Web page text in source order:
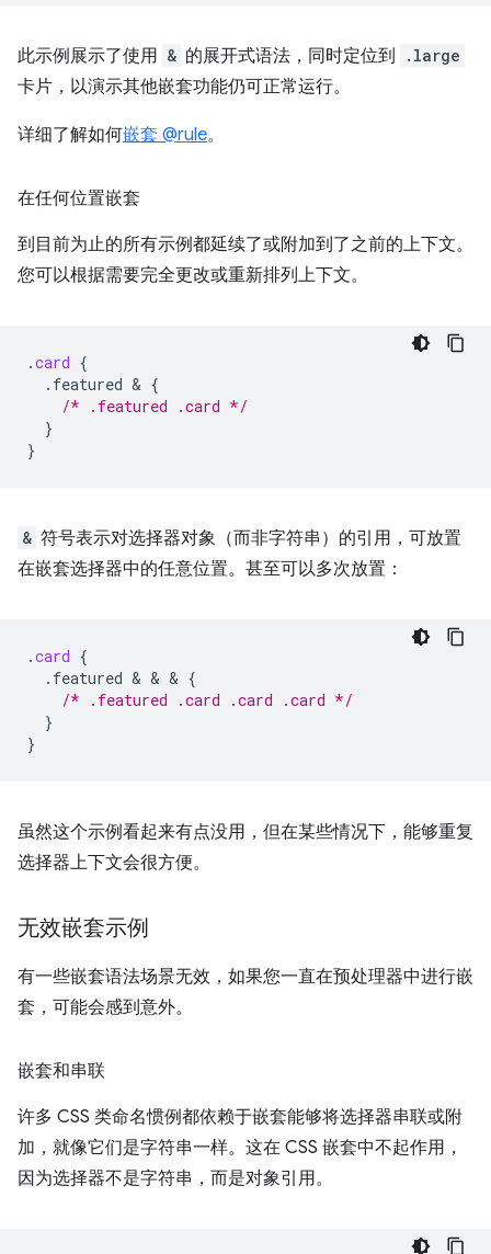
此示例展示了使用 & 的展开式语法，同时定位到 .large
卡片，以演示其他嵌套功能仍可正常运行。
详细了解如何嵌套 @rule。
在任何位置嵌套
到目前为止的所有示例都延续了或附加到了之前的上下文。
您可以根据需要完全更改或重新排列上下文。
.card {
.featured & {
/* .featured .card */
}
}
& 符号表示对选择器对象（而非字符串）的引用，可放置
在嵌套选择器中的任意位置。甚至可以多次放置：
.card {
.featured & & & {
/* .featured .card .card .card */
}
}
虽然这个示例看起来有点没用，但在某些情况下，能够重复
选择器上下文会很方便。
无效嵌套示例
有一些嵌套语法场景无效，如果您一直在预处理器中进行嵌
套，可能会感到意外。
嵌套和串联
许多 CSS 类命名惯例都依赖于嵌套能够将选择器串联或附
加，就像它们是字符串一样。这在 CSS 嵌套中不起作用，
因为选择器不是字符串，而是对象引用。